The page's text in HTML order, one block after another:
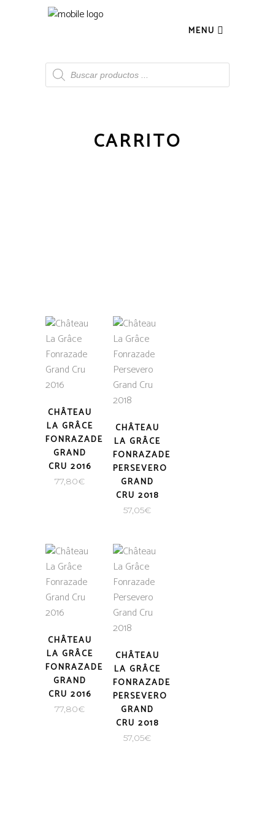
MENU
Búsqueda
de
productos
CARRITO
CHÂTEAU
LA GRÂCE
FONRAZADE
GRAND
CRU 2016
77,80€
CHÂTEAU
LA GRÂCE
FONRAZADE
PERSEVERO
GRAND
CRU 2018
57,05€
CHÂTEAU
LA GRÂCE
FONRAZADE
GRAND
CRU 2016
77,80€
CHÂTEAU
LA GRÂCE
FONRAZADE
PERSEVERO
GRAND
CRU 2018
57,05€